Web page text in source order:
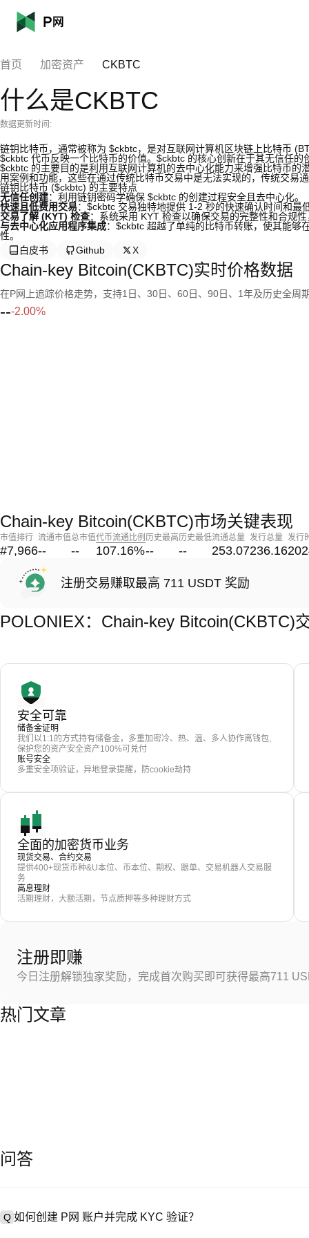
首页 加密资产 CKBTC
什么是CKBTC
数据更新时间:
链钥比特币，通常被称为 $ckbtc，是对互联网计算机区块链上比特币
$ckbtc 代币反映一个比特币的价值。$ckbtc 的核心创新在于其无信任
$ckbtc 的主要目的是利用互联网计算机的去中心化能力来增强比特币
用案例和功能，这些在通过传统比特币交易中是无法实现的，传统交易
链钥比特币 ($ckbtc) 的主要特点
无信任创建：利用链钥密码学确保 $ckbtc 的创建过程安全且去中心化。
快速且低费用交易：$ckbtc 交易独特地提供 1-2 秒的快速确认时间和
交易了解 (KYT) 检查：系统采用 KYT 检查以确保交易的完整性和合规
与去中心化应用程序集成：$ckbtc 超越了单纯的比特币转账，使其能够
性。
白皮书
Github X
Chain-key Bitcoin(CKBTC)实时价格数据
在P网上追踪价格走势，支持1日、30日、60日、90日、1年及历史全周
---2.00%
Chain-key Bitcoin(CKBTC)市场关键表现
市值排行
#7,966
流通市值
--
总市值
--
代币流通比例
107.16%
历史最高
--
历史最低
--
流通总量
253.07
发行总量
236.16
发行
注册交易赚取最高 711 USDT 奖励
POLONIEX：Chain-key Bitcoin(CKBTC)
安全可靠
储备金证明
我们以1:1的方式持有储备金，多重加密冷、热、温、多人协作离钱包,
保护您的资产安全资产100%可兑付
账号安全
多重安全项验证，异地登录提醒，防cookie劫持
全面的加密货币业务
现货交易、合约交易
提供400+现货币种&U本位、币本位、期权、跟单、交易机器人交易服
务
高息理财
活期理财，大额活期，节点质押等多种理财方式
注册即赚
今日注册解锁独家奖励，完成首次购买即可获得最高711
热门文章
问答
Q 如何创建 P网 账户并完成 KYC 验证？